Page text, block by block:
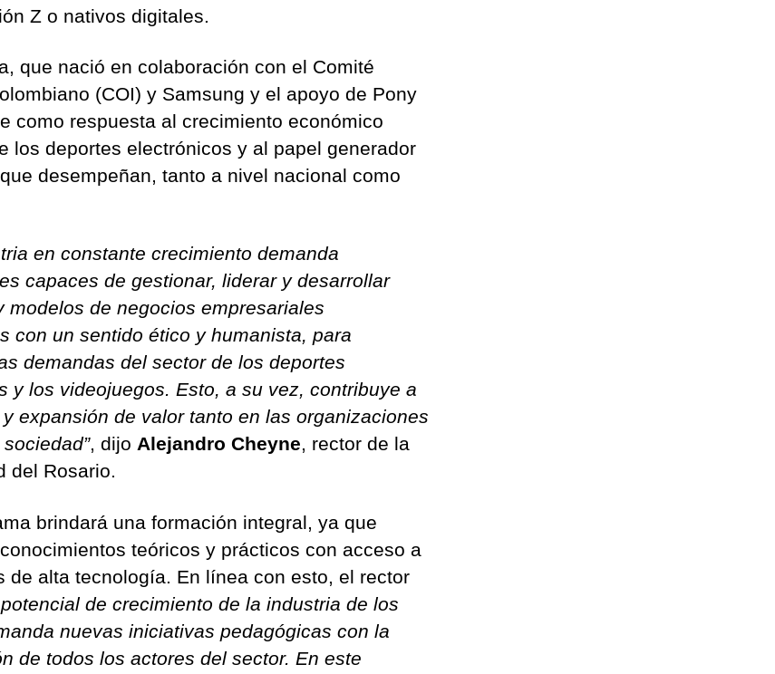
Z o nativos digitales.
que nació en colaboración con el Comité
(COI) y Samsung y el apoyo de Pony
como respuesta al crecimiento económico
los deportes electrónicos y al papel generador
desempeñan, tanto a nivel nacional como
en constante crecimiento demanda
capaces de gestionar, liderar y desarrollar
modelos de negocios empresariales
con un sentido ético y humanista, para
demandas del sector de los deportes
y los videojuegos. Esto, a su vez, contribuye a
expansión de valor tanto en las organizaciones
, dijo Alejandro Cheyne, rector de la
del Rosario.
brindará una formación integral, ya que
teóricos y prácticos con acceso a
de alta tecnología. En línea con esto, el rector
potencial de crecimiento de la industria de los
nuevas iniciativas pedagógicas con la
de todos los actores del sector. En este